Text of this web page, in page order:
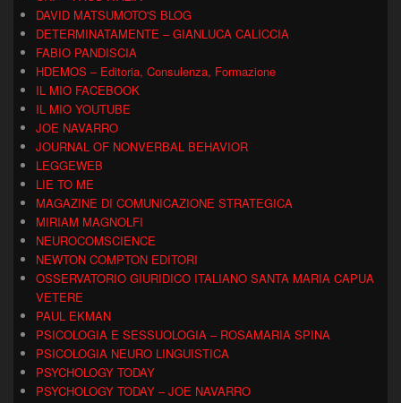
DAVID MATSUMOTO'S BLOG
DETERMINATAMENTE – GIANLUCA CALICCIA
FABIO PANDISCIA
HDEMOS – Editoria, Consulenza, Formazione
IL MIO FACEBOOK
IL MIO YOUTUBE
JOE NAVARRO
JOURNAL OF NONVERBAL BEHAVIOR
LEGGEWEB
LIE TO ME
MAGAZINE DI COMUNICAZIONE STRATEGICA
MIRIAM MAGNOLFI
NEUROCOMSCIENCE
NEWTON COMPTON EDITORI
OSSERVATORIO GIURIDICO ITALIANO SANTA MARIA CAPUA
VETERE
PAUL EKMAN
PSICOLOGIA E SESSUOLOGIA – ROSAMARIA SPINA
PSICOLOGIA NEURO LINGUISTICA
PSYCHOLOGY TODAY
PSYCHOLOGY TODAY – JOE NAVARRO